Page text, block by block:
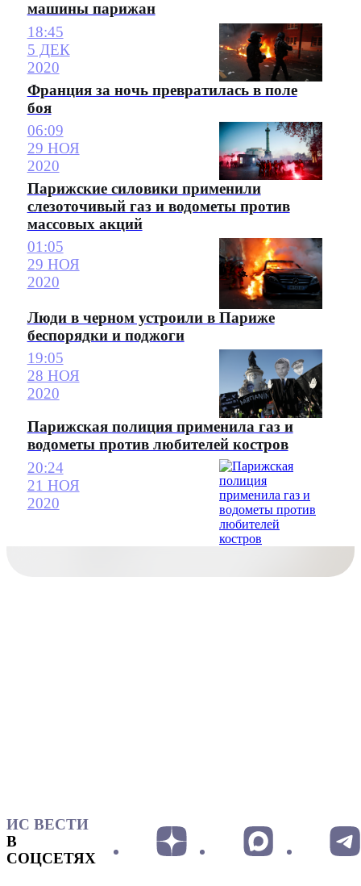
машины парижан
18:45
5 ДЕК
2020
Франция за ночь превратилась в поле
боя
06:09
29 НОЯ
2020
Парижские силовики применили
слезоточивый газ и водометы против
массовых акций
01:05
29 НОЯ
2020
Люди в черном устроили в Париже
беспорядки и поджоги
19:05
28 НОЯ
2020
Парижская полиция применила газ и
водометы против любителей костров
20:24
21 НОЯ
2020
ИС ВЕСТИ
В
СОЦСЕТЯХ